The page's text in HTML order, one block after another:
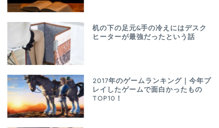
机の下の足元&手の冷えにはデスク
ヒーターが最強だったという話
2017年のゲームランキング｜今年プ
レイしたゲームで面白かったもの
TOP10！